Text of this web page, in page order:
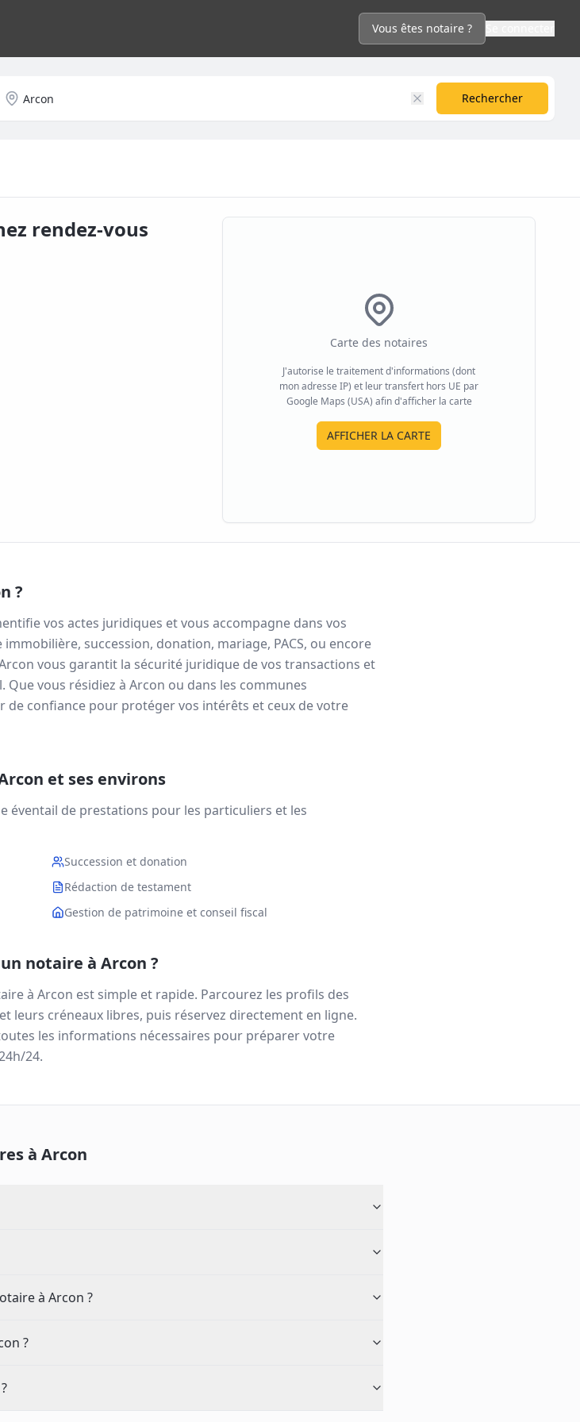
Vous êtes notaire ?
Rechercher
rendez-vous
Carte des notaires
J'autorise le traitement d'informations (dont
mon adresse IP) et leur transfert hors UE par
Google Maps (USA) afin d'afficher la carte
AFFICHER LA CARTE
?
vos actes juridiques et vous accompagne dans vos
succession, donation, mariage, PACS, ou encore
vous garantit la sécurité juridique de vos transactions et
Que vous résidiez à Arcon ou dans les communes
confiance pour protéger vos intérêts et ceux de votre
et ses environs
éventail de prestations pour les particuliers et les
Succession et donation
Rédaction de testament
Gestion de patrimoine et conseil fiscal
notaire à Arcon ?
à Arcon est simple et rapide. Parcourez les profils des
leurs créneaux libres, puis réservez directement en ligne.
les informations nécessaires pour préparer votre
24.
à Arcon
à Arcon ?
?